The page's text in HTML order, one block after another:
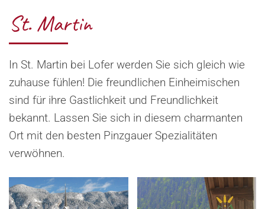
St. Martin
In St. Martin bei Lofer werden Sie sich gleich wie
zuhause fühlen! Die freundlichen Einheimischen
sind für ihre Gastlichkeit und Freundlichkeit
bekannt. Lassen Sie sich in diesem charmanten
Ort mit den besten Pinzgauer Spezialitäten
verwöhnen.